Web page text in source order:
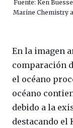
Fuente: Ken
Marine Chemistry
En la imagen
comparación
el océano
océano
debido a la
destacando el